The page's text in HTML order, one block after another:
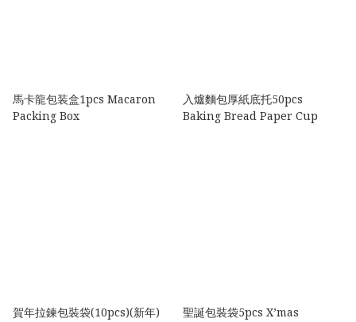
馬卡龍包装盒1pcs Macaron
Packing Box
入爐麵包厚紙底托50pcs
Baking Bread Paper Cup
賀年拉鍊包裝袋(10pcs)(新年)
聖誕包裝袋5pcs X’mas